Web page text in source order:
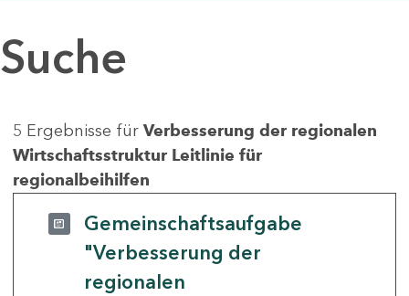
Suche
5 Ergebnisse für Verbesserung der regionalen
Wirtschaftsstruktur Leitlinie für
regionalbeihilfen
Gemeinschaftsaufgabe
"Verbesserung der
regionalen